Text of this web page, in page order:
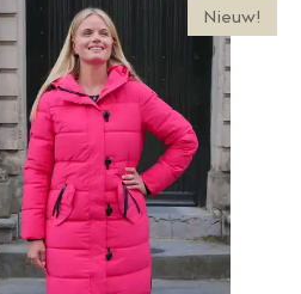
Nieuw!